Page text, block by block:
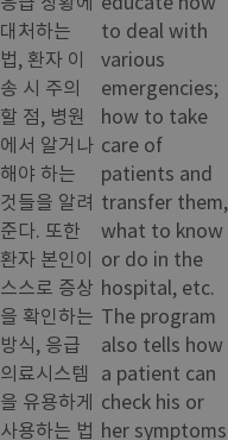
대처하는
법, 환자 이
송 시 주의
할 점, 병원
에서 알거나
해야 하는
것들을 알려
준다. 또한
환자 본인이
스스로 증상
을 확인하는
방식, 응급
의료시스템
을 유용하게
사용하는 법
to deal with
various
emergencies;
how to take
care of
patients and
transfer them,
what to know
or do in the
hospital, etc.
The program
also tells how
a patient can
check his or
her symptoms